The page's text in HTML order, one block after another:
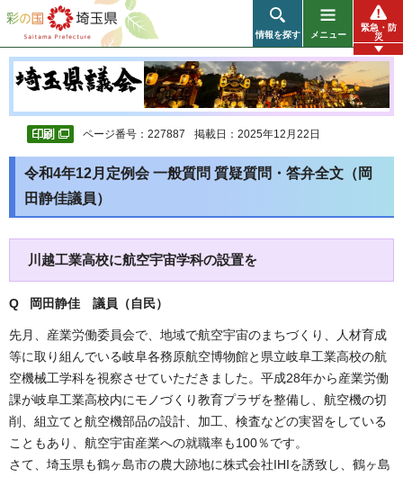
彩の国 埼玉県
情報を探す メニュー
緊急・防
災
ページ番号：227887 掲載日：2025年12月22日
令和4年12月定例会 一般質問 質疑質問・答弁全文（岡
田静佳議員）
川越工業高校に航空宇宙学科の設置を
Q 岡田静佳 議員（自民）
先月、産業労働委員会で、地域で航空宇宙のまちづくり、人材育成
等に取り組んでいる岐阜各務原航空博物館と県立岐阜工業高校の航
空機械工学科を視察させていただきました。平成28年から産業労働
課が岐阜工業高校内にモノづくり教育プラザを整備し、航空機の切
削、組立てと航空機部品の設計、加工、検査などの実習をしている
こともあり、航空宇宙産業への就職率も100％です。
さて、埼玉県も鶴ヶ島市の農大跡地に株式会社IHIを誘致し、鶴ヶ島